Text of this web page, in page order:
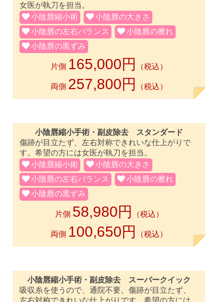
女医が執刀を担当。
小陰唇縮小術
小陰唇の大きさ
小陰唇の左右バランス
小陰唇の擦れ
小陰唇の黒ずみ
片側 165,000円 （税込）
両側 257,800円 （税込）
小陰唇縮小手術・副皮除去 スタンダード
傷跡が目立たず、左右対称できれいな仕上がりで
す。希望の方には女医が執刀を担当。
小陰唇縮小術
小陰唇の大きさ
小陰唇の左右バランス
小陰唇の擦れ
小陰唇の黒ずみ
片側 58,980円 （税込）
両側 100,650円 （税込）
小陰唇縮小手術・副皮除去 スーパークイック
吸収糸を使うので、通院不要。傷跡が目立たず、